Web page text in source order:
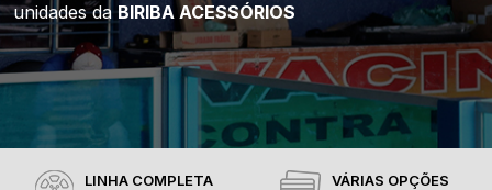
unidades da BIRIBA ACESSÓRIOS
LINHA COMPLETA
VÁRIAS OPÇÕES